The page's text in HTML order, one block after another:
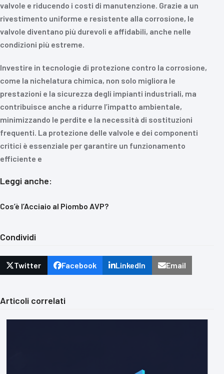
valvole e riducendo i costi di manutenzione. Grazie a un
rivestimento uniforme e resistente alla corrosione, le
valvole diventano più durevoli e affidabili, anche nelle
condizioni più estreme.
Investire in tecnologie di protezione contro la corrosione,
come la nichelatura chimica, non solo migliora le
prestazioni e la sicurezza degli impianti industriali, ma
contribuisce anche a ridurre l’impatto ambientale,
minimizzando le perdite e la necessità di sostituzioni
frequenti. La protezione delle valvole e dei componenti
critici è essenziale per garantire un funzionamento
efficiente e
Leggi anche:
Cos’è l’Acciaio al Piombo AVP?
Condividi
Twitter Facebook LinkedIn Email
Articoli correlati